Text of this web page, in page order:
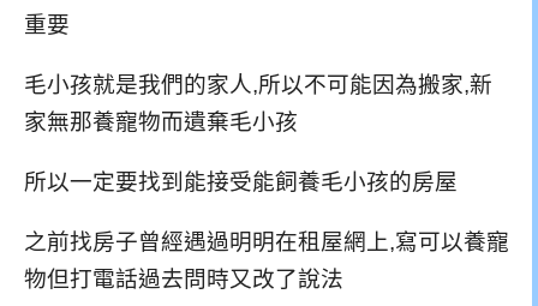
重要
毛小孩就是我們的家人,所以不可能因為搬家,新
家無那養寵物而遺棄毛小孩
所以一定要找到能接受能飼養毛小孩的房屋
之前找房子曾經遇過明明在租屋網上,寫可以養寵
物但打電話過去問時又改了說法